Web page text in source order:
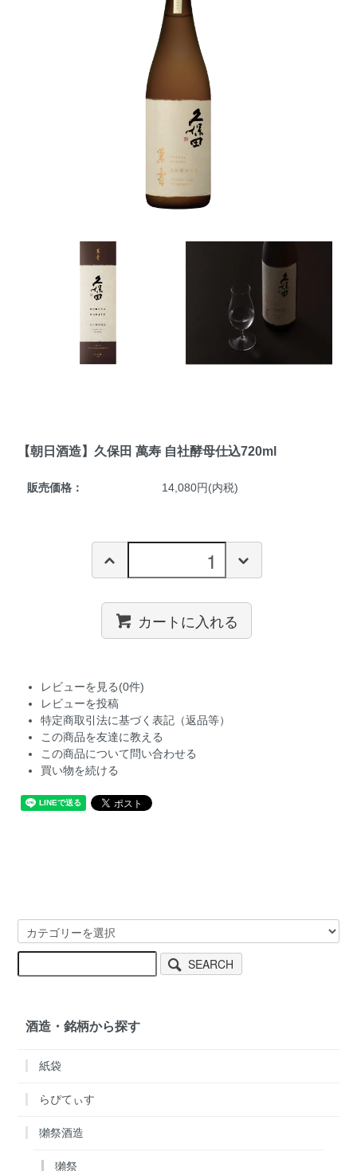
【朝日酒造】久保田 萬寿 自社酵母仕込720ml
販売価格： 14,080円(内税)
カートに入れる
レビューを見る(0件)
レビューを投稿
特定商取引法に基づく表記（返品等）
この商品を友達に教える
この商品について問い合わせる
買い物を続ける
SEARCH
酒造・銘柄から探す
紙袋
らぴてぃす
獺祭酒造
獺祭